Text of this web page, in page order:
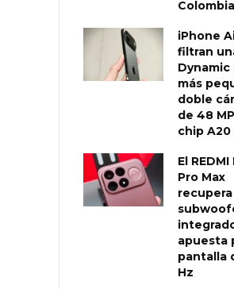
Colombia
iPhone
filtran
Dynamic
más
doble
de 48
chip A20
El REDMI
Pro Max
apuesta
pantalla
Hz